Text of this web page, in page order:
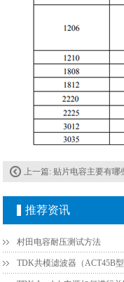
上一篇: 贴片电容主要有哪
推荐资讯
村田电容耐压测试方法
TDK共模滤波器（ACT45B